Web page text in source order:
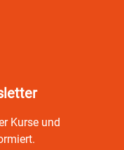
Kurse und